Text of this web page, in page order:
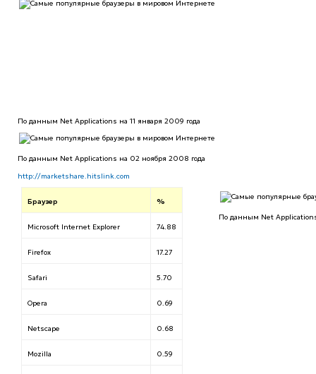
По данным Net Applications на 11 января 2009 года
По данным Net Applications на 02 ноября 2008 года
http://marketshare.hitslink.com
Браузер %
Microsoft Internet Explorer 74.88
Firefox 17.27
Safari 5.70
Opera 0.69
Netscape 0.68
Mozilla 0.59
По данным Net